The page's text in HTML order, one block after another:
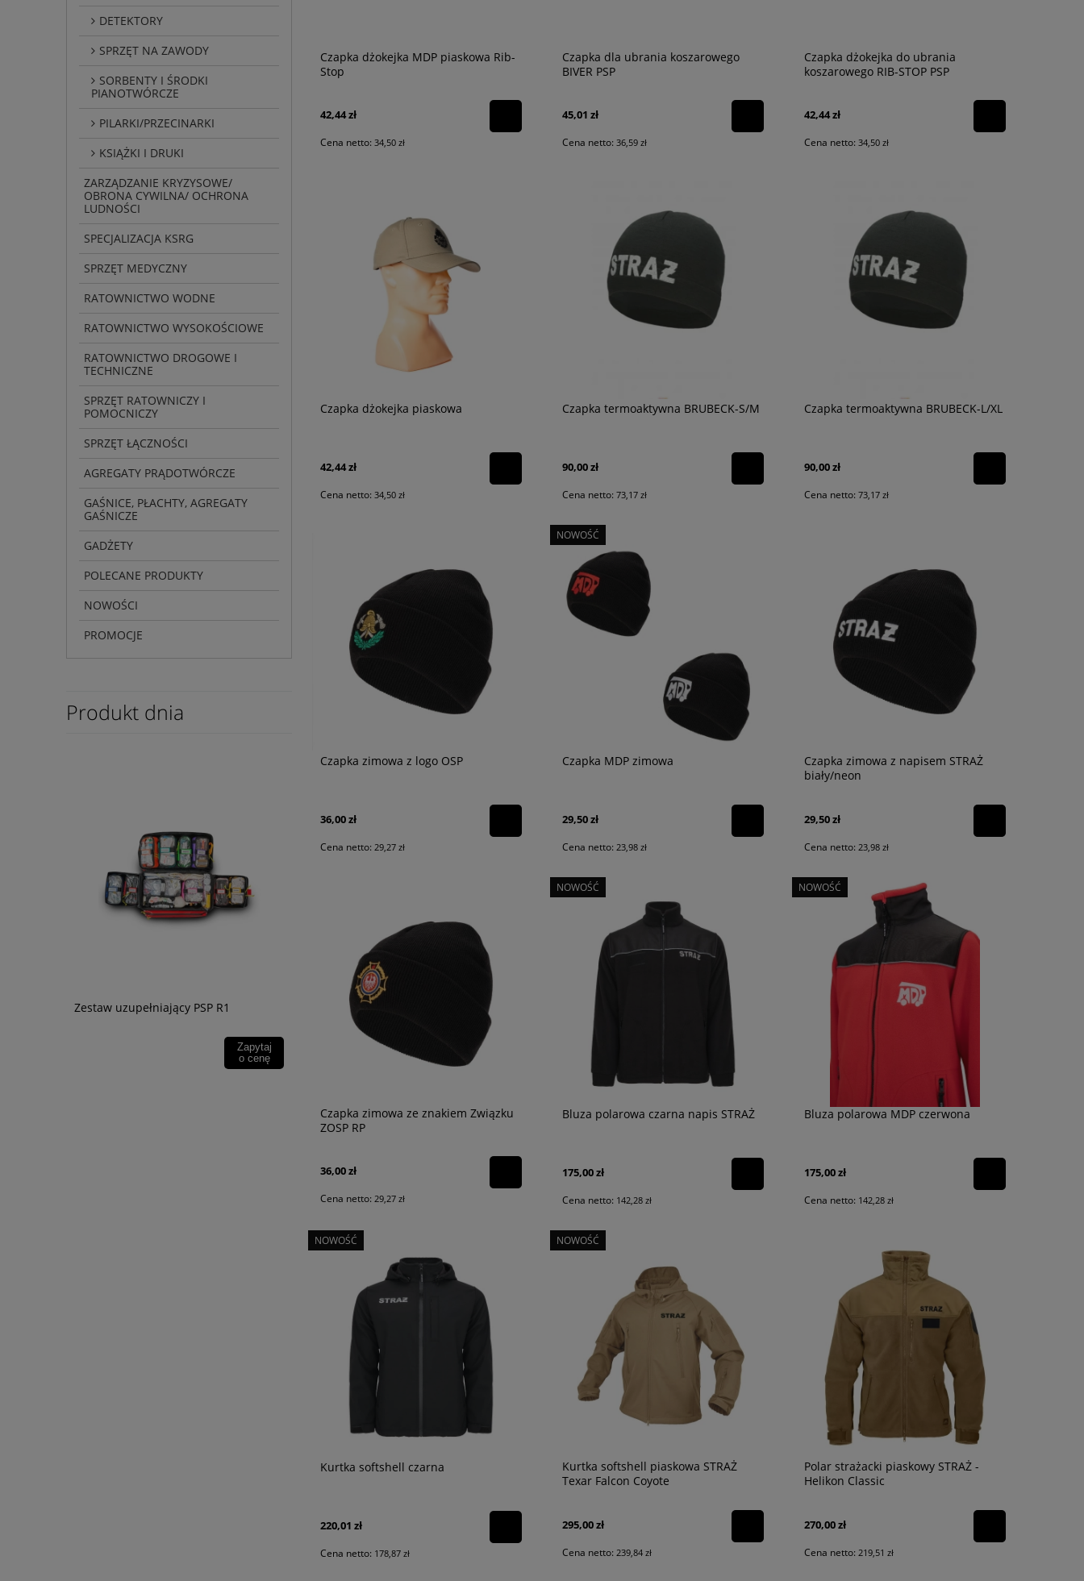
DETEKTORY
SPRZĘT NA ZAWODY
SORBENTY I ŚRODKI
PIANOTWÓRCZE
PILARKI/PRZECINARKI
KSIĄŻKI I DRUKI
ZARZĄDZANIE KRYZYSOWE/
OBRONA CYWILNA/ OCHRONA
LUDNOŚCI
SPECJALIZACJA KSRG
SPRZĘT MEDYCZNY
RATOWNICTWO WODNE
RATOWNICTWO WYSOKOŚCIOWE
RATOWNICTWO DROGOWE I
TECHNICZNE
SPRZĘT RATOWNICZY I
POMOCNICZY
SPRZĘT ŁĄCZNOŚCI
AGREGATY PRĄDOTWÓRCZE
GAŚNICE, PŁACHTY, AGREGATY
GAŚNICZE
GADŻETY
POLECANE PRODUKTY
NOWOŚCI
PROMOCJE
Produkt dnia
Zestaw uzupełniający PSP R1
Zapytaj
o cenę
Sznur do munduru galowego OSP
Tower Beam X3 - najaśnica
akumulatorowa LED 10 000 lm
Czujnik tlenku węgla FireAngel FA3313
Czapka dżokejka MDP piaskowa Rib-
Stop
42,44 zł
Cena netto: 34,50 zł
Czapka dla ubrania koszarowego
BIVER PSP
45,01 zł
Cena netto: 36,59 zł
Czapka dżokejka do ubrania
koszarowego RIB-STOP PSP
42,44 zł
Cena netto: 34,50 zł
Czapka dżokejka piaskowa
42,44 zł
Cena netto: 34,50 zł
Czapka termoaktywna BRUBECK-S/M
90,00 zł
Cena netto: 73,17 zł
Czapka termoaktywna BRUBECK-L/XL
90,00 zł
Cena netto: 73,17 zł
Czapka zimowa z logo OSP
36,00 zł
Cena netto: 29,27 zł
Czapka MDP zimowa
29,50 zł
Cena netto: 23,98 zł
NOWOŚĆ
Czapka zimowa z napisem STRAŻ
biały/neon
29,50 zł
Cena netto: 23,98 zł
Czapka zimowa ze znakiem Związku
ZOSP RP
36,00 zł
Cena netto: 29,27 zł
Bluza polarowa czarna napis STRAŻ
175,00 zł
Cena netto: 142,28 zł
NOWOŚĆ
Bluza polarowa MDP czerwona
175,00 zł
Cena netto: 142,28 zł
NOWOŚĆ
Kurtka softshell czarna
220,01 zł
Cena netto: 178,87 zł
NOWOŚĆ
Kurtka softshell piaskowa STRAŻ
Texar Falcon Coyote
295,00 zł
Cena netto: 239,84 zł
NOWOŚĆ
Polar strażacki piaskowy STRAŻ -
Helikon Classic
270,00 zł
Cena netto: 219,51 zł